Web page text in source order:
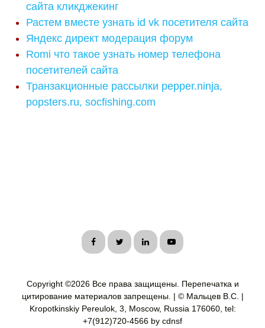
сайта кликджекинг
Растем вместе узнать id vk посетителя сайта
Яндекс директ модерация форум
Romi что такое узнать номер телефона
посетителей сайта
Транзакционные рассылки pepper.ninja,
popsters.ru, socfishing.com
Copyright ©2026 Все права защищены. Перепечатка и
цитирование материалов запрещены. | © Мальцев В.С. |
Kropotkinskiy Pereulok, 3, Moscow, Russia 176060, tel:
+7(912)720-4566 by cdnsf